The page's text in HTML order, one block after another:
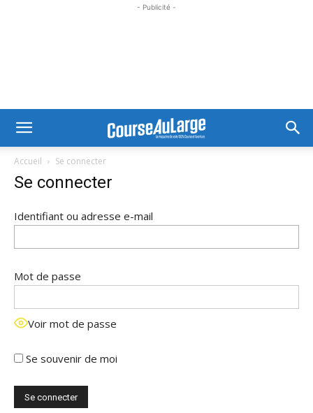
- Publicité -
Accueil Se connecter
Se connecter
Identifiant ou adresse e-mail
Mot de passe
Voir mot de passe
Se souvenir de moi